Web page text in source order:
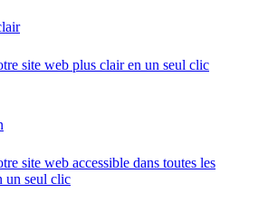
site web plus clair en un seul clic
site web accessible dans toutes les
un seul clic